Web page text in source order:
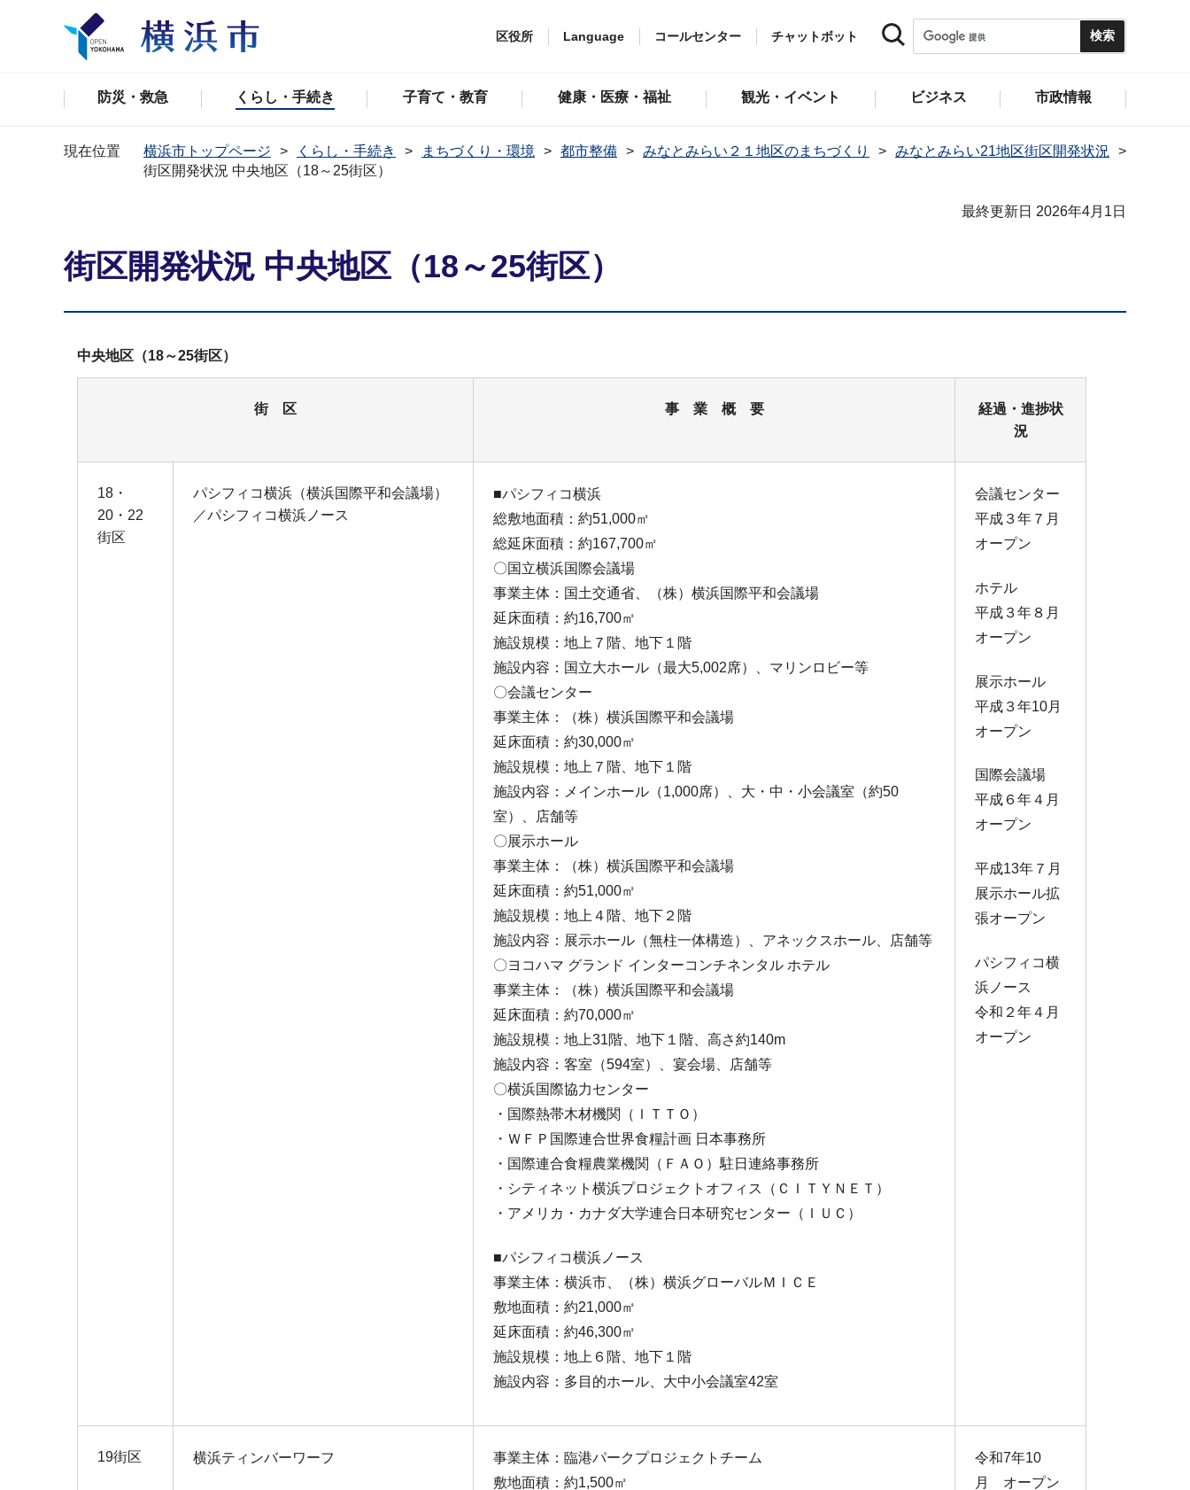
区役所 Language コールセンター チャットボット
防災・救急 くらし・手続き 子育て・教育 健康・医療・福祉 観光・イベント ビジネス 市政情報
現在位置 横浜市トップページ くらし・手続き まちづくり・環境 都市整備 みなとみらい２１地区のまちづくり
みなとみらい21地区街区開発状況
街区開発状況 中央地区（18～25街区）
最終更新日 2026年4月1日
街区開発状況 中央地区（18～25街区）
中央地区（18～25街区）
街 区 事 業 概 要
経過・進捗状
況
18・
20・22
街区
パシフィコ横浜（横浜国際平和会議場）
／パシフィコ横浜ノース
■パシフィコ横浜
総敷地面積：約51,000㎡
総延床面積：約167,700㎡
〇国立横浜国際会議場
事業主体：国土交通省、（株）横浜国際平和会議場
延床面積：約16,700㎡
施設規模：地上７階、地下１階
施設内容：国立大ホール（最大5,002席）、マリンロビー等
〇会議センター
事業主体：（株）横浜国際平和会議場
延床面積：約30,000㎡
施設規模：地上７階、地下１階
施設内容：メインホール（1,000席）、大・中・小会議室（約50
室）、店舗等
〇展示ホール
事業主体：（株）横浜国際平和会議場
延床面積：約51,000㎡
施設規模：地上４階、地下２階
施設内容：展示ホール（無柱一体構造）、アネックスホール、店舗等
〇ヨコハマ グランド インターコンチネンタル ホテル
事業主体：（株）横浜国際平和会議場
延床面積：約70,000㎡
施設規模：地上31階、地下１階、高さ約140m
施設内容：客室（594室）、宴会場、店舗等
〇横浜国際協力センター
・国際熱帯木材機関（ＩＴＴＯ）
・ＷＦＰ国際連合世界食糧計画 日本事務所
・国際連合食糧農業機関（ＦＡＯ）駐日連絡事務所
・シティネット横浜プロジェクトオフィス（ＣＩＴＹＮＥＴ）
・アメリカ・カナダ大学連合日本研究センター（ＩＵＣ）
■パシフィコ横浜ノース
事業主体：横浜市、（株）横浜グローバルＭＩＣＥ
敷地面積：約21,000㎡
延床面積：約46,300㎡
施設規模：地上６階、地下１階
施設内容：多目的ホール、大中小会議室42室
会議センター
平成３年７月
オープン
ホテル
平成３年８月
オープン
展示ホール
平成３年10月
オープン
国際会議場
平成６年４月
オープン
平成13年７月
展示ホール拡
張オープン
パシフィコ横
浜ノース
令和２年４月
オープン
19街区 横浜ティンバーワーフ
事業主体：臨港パークプロジェクトチーム
敷地面積：約1,500㎡
令和7年10
月 オープン